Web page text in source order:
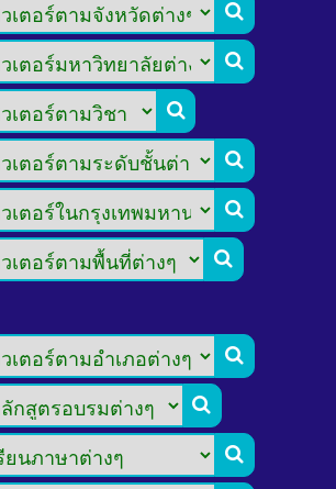








